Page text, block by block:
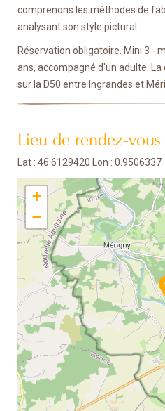
comprenons les méthodes de
analysant son style pictural.
Réservation obligatoire. Mini 3 -
ans, accompagné d'un adulte.
sur la D50 entre Ingrandes et
Lieu de rendez-vous
Lat : 46.6129420 Lon : 0.9506337
+
−